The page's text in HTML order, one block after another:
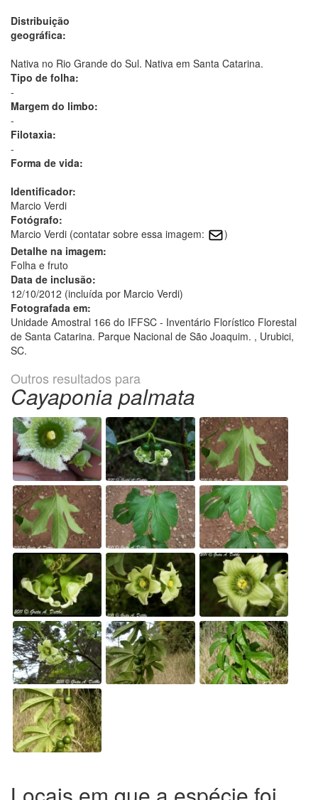
Distribuição
geográfica:
Nativa no Rio Grande do Sul. Nativa em Santa Catarina.
Tipo de folha:
-
Margem do limbo:
-
Filotaxia:
-
Forma de vida:
Identificador:
Marcio Verdi
Fotógrafo:
Marcio Verdi (contatar sobre essa imagem:
)
Detalhe na imagem:
Folha e fruto
Data de inclusão:
12/10/2012 (incluída por Marcio Verdi)
Fotografada em:
Unidade Amostral 166 do IFFSC - Inventário Florístico Florestal
de Santa Catarina. Parque Nacional de São Joaquim. , Urubici,
SC.
Outros resultados para
Cayaponia palmata